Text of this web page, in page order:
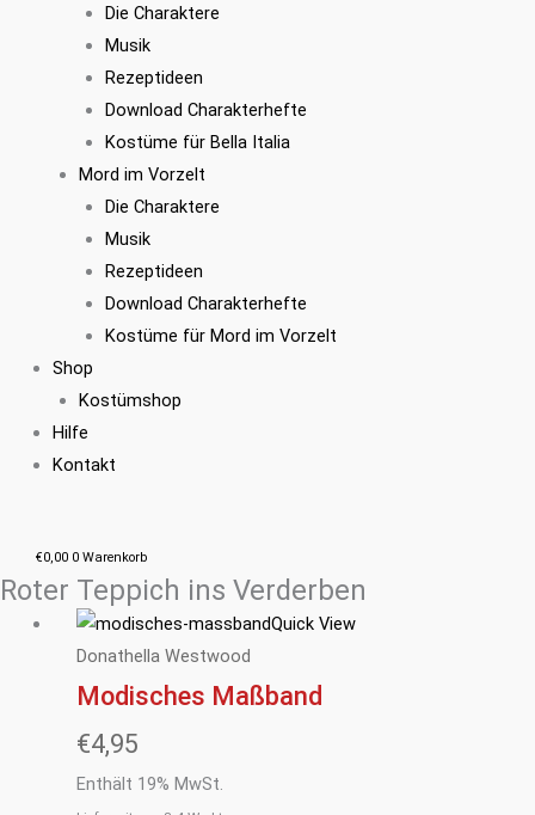
Die Charaktere
Musik
Rezeptideen
Download Charakterhefte
Kostüme für Bella Italia
Mord im Vorzelt
Die Charaktere
Musik
Rezeptideen
Download Charakterhefte
Kostüme für Mord im Vorzelt
Shop
Kostümshop
Hilfe
Kontakt
€0,00 0 Warenkorb
Roter Teppich ins Verderben
Quick View
Donathella Westwood
Modisches Maßband
€4,95
Enthält 19% MwSt.